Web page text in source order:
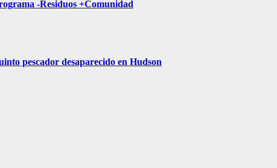
-Residuos +Comunidad
pescador desaparecido en Hudson